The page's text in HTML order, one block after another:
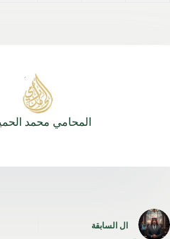
المحامي محمد
ال السابقة